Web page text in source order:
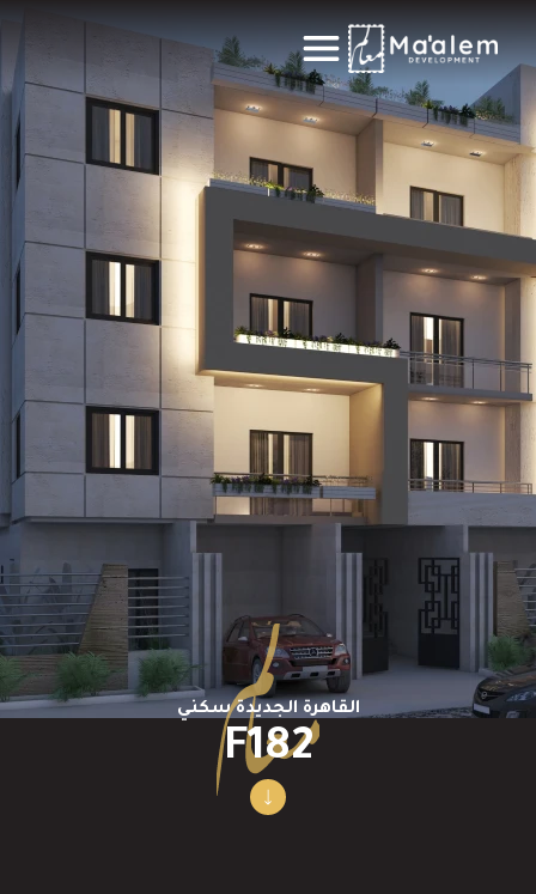
القاهرة الجديدة سكني
F182